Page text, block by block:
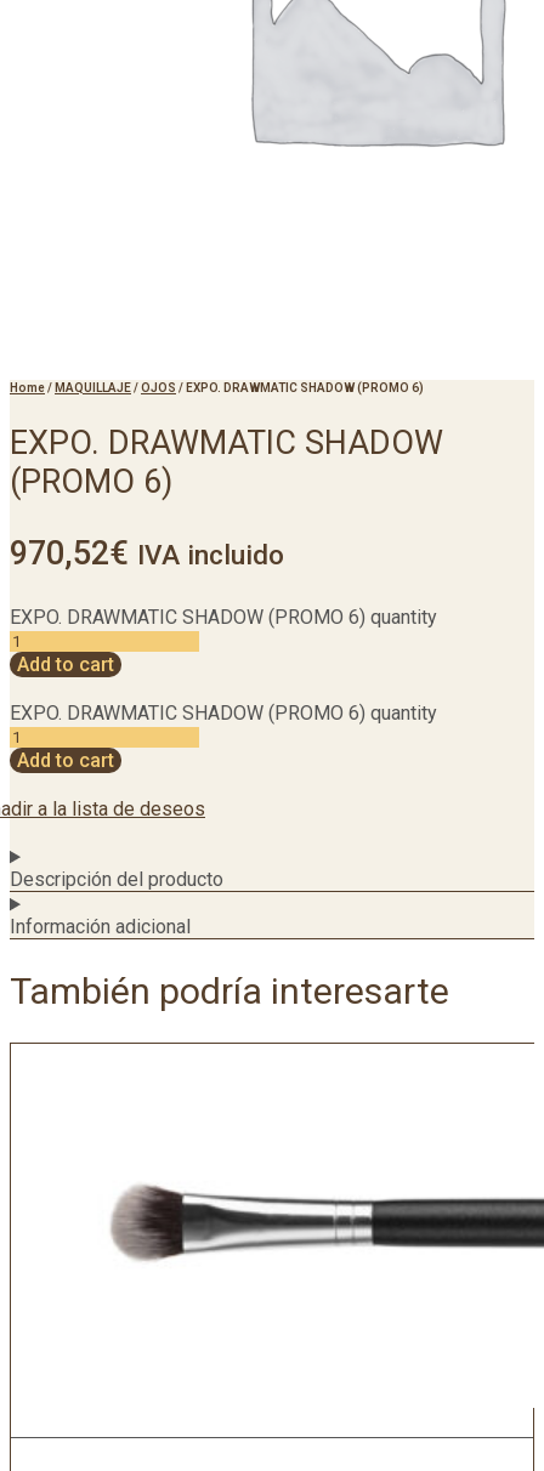
Home/ MAQUILLAJE/OJOS / EXPO. DRAWMATIC SHADOW (PROMO 6)
EXPO. DRAWMATIC SHADOW
(PROMO 6)
970,52€ IVA incluido
EXPO. DRAWMATIC SHADOW (PROMO 6) quantity
Add to cart
EXPO. DRAWMATIC SHADOW (PROMO 6) quantity
Add to cart
a la lista de deseos
Descripción del producto
Información adicional
También podría interesarte